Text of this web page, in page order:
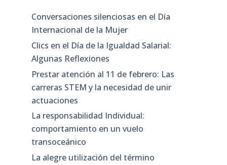
Conversaciones silenciosas en el Día
Internacional de la Mujer
Clics en el Día de la Igualdad Salarial:
Algunas Reflexiones
Prestar atención al 11 de febrero: Las
carreras STEM y la necesidad de unir
actuaciones
La responsabilidad Individual:
comportamiento en un vuelo
transoceánico
La alegre utilización del término